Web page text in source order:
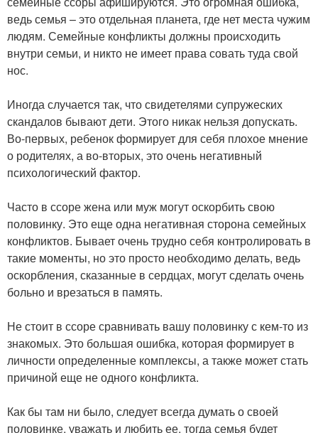
ведь семья – это отдельная планета, где нет места чужим
людям. Семейные конфликты должны происходить
внутри семьи, и никто не имеет права совать туда свой
нос.
Иногда случается так, что свидетелями супружеских
скандалов бывают дети. Этого никак нельзя допускать.
Во-первых, ребенок формирует для себя плохое мнение
о родителях, а во-вторых, это очень негативный
психологический фактор.
Часто в ссоре жена или муж могут оскорбить свою
половинку. Это еще одна негативная сторона семейных
конфликтов. Бывает очень трудно себя контролировать в
такие моменты, но это просто необходимо делать, ведь
оскорбления, сказанные в сердцах, могут сделать очень
больно и врезаться в память.
Не стоит в ссоре сравнивать вашу половинку с кем-то из
знакомых. Это большая ошибка, которая формирует в
личности определенные комплексы, а также может стать
причиной еще не одного конфликта.
Как бы там ни было, следует всегда думать о своей
половинке, уважать и любить ее, тогда семья будет